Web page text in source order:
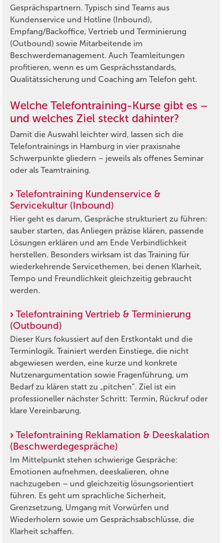
Gesprächspartnern. Typisch sind Teams aus
Kundenservice und Hotline (Inbound),
Empfang/Backoffice, Vertrieb und Terminierung
(Outbound) sowie Mitarbeitende im
Beschwerdemanagement. Auch Teamleitungen
profitieren, wenn es um Gesprächsstandards,
Qualitätssicherung und Coaching am Telefon geht.
Welche Telefontraining-Kurse gibt es –
und welches Ziel steckt dahinter?
Damit die Auswahl leichter wird, lassen sich die
Telefontrainings in Hamburg in vier praxisnahe
Schwerpunkte gliedern – jeweils als offenes Seminar
oder als Teamtraining.
Telefontraining Kundenservice &
Servicekultur (Inbound)
Hier geht es darum, Gespräche strukturiert zu führen:
sauber starten, das Anliegen präzise klären, passende
Lösungen erklären und am Ende Verbindlichkeit
herstellen. Besonders wirksam ist das Training für
wiederkehrende Servicethemen, bei denen Klarheit,
Tempo und Freundlichkeit gleichzeitig gebraucht
werden.
Telefontraining Vertrieb & Terminierung
(Outbound)
Dieser Kurs fokussiert auf den Erstkontakt und die
Terminlogik. Trainiert werden Einstiege, die nicht
abgewiesen werden, eine kurze und konkrete
Nutzenargumentation sowie Fragenführung, um
Bedarf zu klären statt zu „pitchen“. Ziel ist ein
professioneller nächster Schritt: Termin, Rückruf oder
klare Vereinbarung.
Telefontraining Reklamation & Deeskalation
(Beschwerdegespräche)
Im Mittelpunkt stehen schwierige Gespräche:
Emotionen aufnehmen, deeskalieren, ohne
nachzugeben – und gleichzeitig lösungsorientiert
führen. Es geht um sprachliche Sicherheit,
Grenzsetzung, Umgang mit Vorwürfen und
Wiederholern sowie um Gesprächsabschlüsse, die
Klarheit schaffen.